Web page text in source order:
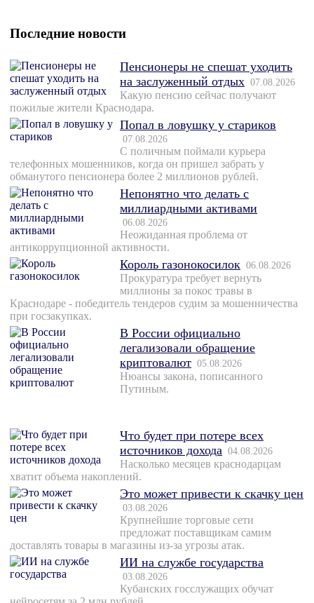
Последние новости
Пенсионеры не спешат уходить
на заслуженный отдых 07.08.2026
Какую пенсию сейчас получают
пожилые жители Краснодара.
Попал в ловушку у стариков
07.08.2026
С поличным поймали курьера
телефонных мошенников, когда он пришел забрать у
обманутого пенсионера более 2 миллионов рублей.
Непонятно что делать с
миллиардными активами
06.08.2026
Неожиданная проблема от
антикоррупционной активности.
Король газонокосилок 06.08.2026
Прокуратура требует вернуть
миллионы за покос травы в
Краснодаре - победитель тендеров судим за мошенничества
при госзакупках.
В России официально
легализовали обращение
криптовалют 05.08.2026
Нюансы закона, пописанного
Путиным.
Что будет при потере всех
источников дохода 04.08.2026
Насколько месяцев краснодарцам
хватит объема накоплений.
Это может привести к скачку цен
03.08.2026
Крупнейшие торговые сети
предложат поставщикам самим
доставлять товары в магазины из-за угрозы атак.
ИИ на службе государства
03.08.2026
Кубанских госслужащих обучат